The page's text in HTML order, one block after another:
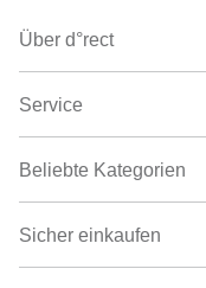
Über d°rect
Service
Beliebte Kategorien
Sicher einkaufen